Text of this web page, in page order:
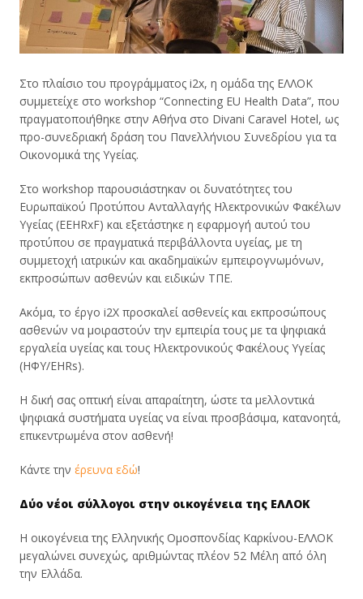
Στο πλαίσιο του προγράμματος i2x, η ομάδα της ΕΛΛΟΚ
συμμετείχε στο workshop “Connecting EU Health Data”, που
πραγματοποιήθηκε στην Αθήνα στο Divani Caravel Hotel, ως
προ-συνεδριακή δράση του Πανελλήνιου Συνεδρίου για τα
Οικονομικά της Υγείας.
Στο workshop παρουσιάστηκαν οι δυνατότητες του
Ευρωπαϊκού Προτύπου Ανταλλαγής Ηλεκτρονικών Φακέλων
Υγείας (EEHRxF) και εξετάστηκε η εφαρμογή αυτού του
προτύπου σε πραγματικά περιβάλλοντα υγείας, με τη
συμμετοχή ιατρικών και ακαδημαϊκών εμπειρογνωμόνων,
εκπροσώπων ασθενών και ειδικών ΤΠΕ.
Ακόμα, το έργο i2X προσκαλεί ασθενείς και εκπροσώπους
ασθενών να μοιραστούν την εμπειρία τους με τα ψηφιακά
εργαλεία υγείας και τους Ηλεκτρονικούς Φακέλους Υγείας
(ΗΦΥ/EHRs).
Η δική σας οπτική είναι απαραίτητη, ώστε τα μελλοντικά
ψηφιακά συστήματα υγείας να είναι προσβάσιμα, κατανοητά,
επικεντρωμένα στον ασθενή!
Κάντε την έρευνα εδώ!
Δύο νέοι σύλλογοι στην οικογένεια της ΕΛΛΟΚ
Η οικογένεια της Ελληνικής Ομοσπονδίας Καρκίνου-ΕΛΛΟΚ
μεγαλώνει συνεχώς, αριθμώντας πλέον 52 Μέλη από όλη
την Ελλάδα.